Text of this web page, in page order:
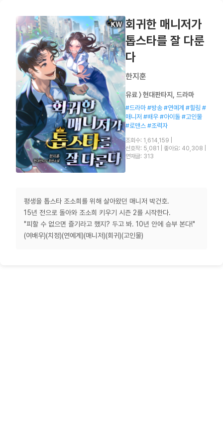
회귀한 매니저가
톱스타를 잘 다룬
다
한지훈
유료 〉 현대판타지, 드라마
#드라마 #방송 #연예계 #힐링 #
매니저 #배우 #아이돌 #고인물
#로맨스 #조력자
조회수: 1,614,159
선호작: 5,081
좋아요: 40,308
연재글: 313
평생을 톱스타 조소희를 위해 살아왔던 매니저 박건호.
15년 전으로 돌아와 조소희 키우기 시즌 2를 시작한다.
"피할 수 없으면 즐기라고 했지? 두고 봐. 10년 안에 승부 본다!"
(여배우)(치정)(연예계)(매니저)(회귀)(고인물)